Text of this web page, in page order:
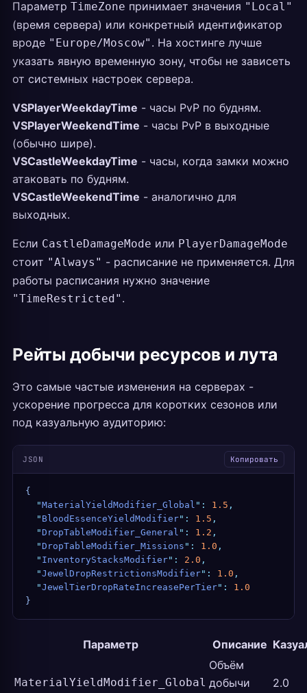
Параметр TimeZone принимает значения "Local"
(время сервера) или конкретный идентификатор
вроде "Europe/Moscow" . На хостинге лучше
указать явную временную зону, чтобы не зависеть
от системных настроек сервера.
VSPlayerWeekdayTime - часы PvP по будням.
VSPlayerWeekendTime - часы PvP в выходные
(обычно шире).
VSCastleWeekdayTime - часы, когда замки можно
атаковать по будням.
VSCastleWeekendTime - аналогично для
выходных.
Если CastleDamageMode или PlayerDamageMode
стоит "Always" - расписание не применяется. Для
работы расписания нужно значение
"TimeRestricted" .
Рейты добычи ресурсов и лута
Это самые частые изменения на серверах -
ускорение прогресса для коротких сезонов или
под казуальную аудиторию:
JSON Копировать
{
  "
MaterialYieldModifier_Global " : 1.5 ,
  "
BloodEssenceYieldModifier" : 1.5 ,
  "
DropTableModifier_General " : 1.2 ,
  "
DropTableModifier_Missions " : 1.0 ,
  "
InventoryStacksModifier" : 2.0 ,
  "
JewelDropRestrictionsModifier" : 1.0 ,
  "
JewelTierDropRateIncreasePerTier" :
1.0
}
Параметр Описание
MaterialYieldModifier_Global
Объём
добычи
2.0